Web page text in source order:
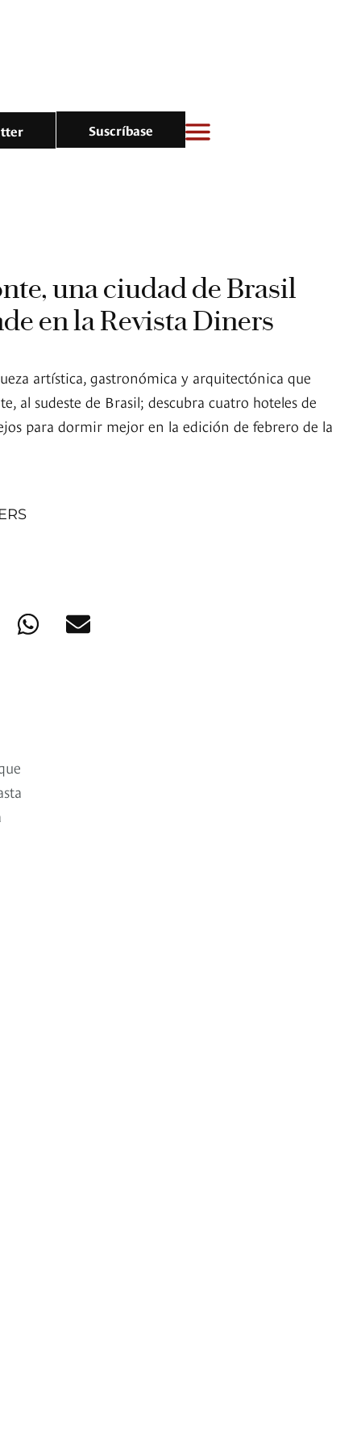
Suscríbase
una ciudad de Brasil
en la Revista Diners
artística, gastronómica y arquitectónica que
al sudeste de Brasil; descubra cuatro hoteles de
para dormir mejor en la edición de febrero de la